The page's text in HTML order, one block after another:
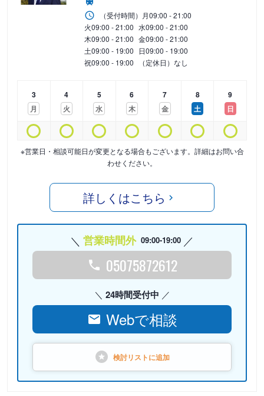
（受付時間） 月09:00 - 21:00
火09:00 - 21:00 水09:00 - 21:00
木09:00 - 21:00 金09:00 - 21:00
土09:00 - 19:00 日09:00 - 19:00
祝09:00 - 19:00 （定休日）なし
3
月
4
火
5
水
6
木
7
金
8
土
9
日
※営業日・相談可能日が変更となる場合もございます。詳細はお問い合
わせください。
詳しくはこちら
営業時間外 09:00-19:00
05075872612
24時間受付中
Webで相談
検討リストに追加